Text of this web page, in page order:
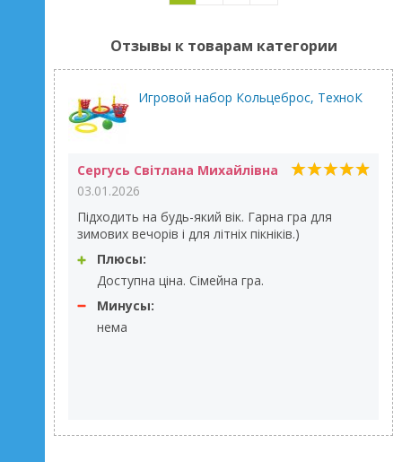
Отзывы к товарам категории
Игровой набор Кольцеброс, ТехноК
Сергусь Світлана Михайлівна
03.01.2026
Підходить на будь-який вік. Гарна гра для
зимових вечорів і для літніх пікніків.)
Плюсы:
Доступна ціна. Сімейна гра.
Минусы:
нема